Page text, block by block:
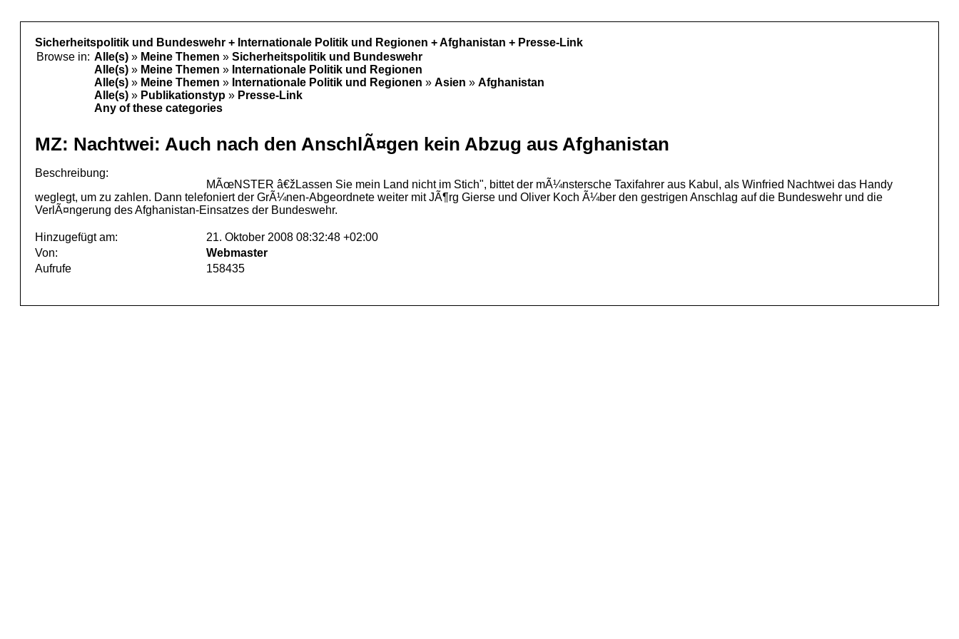
Sicherheitspolitik und Bundeswehr + Internationale Politik und Regionen + Afghanistan + Presse-Link
Browse in: Alle(s) » Meine Themen » Sicherheitspolitik und Bundeswehr
Alle(s) » Meine Themen » Internationale Politik und Regionen
Alle(s) » Meine Themen » Internationale Politik und Regionen » Asien » Afghanistan
Alle(s) » Publikationstyp » Presse-Link
Any of these categories
MZ: Nachtwei: Auch nach den AnschlÃ¤gen kein Abzug aus Afghanistan
Beschreibung:
MÃœNSTER â€žLassen Sie mein Land nicht im Stich", bittet der mÃ¼nstersche Taxifahrer aus Kabul, als Winfried Nachtwei das Handy
weglegt, um zu zahlen. Dann telefoniert der GrÃ¼nen-Abgeordnete weiter mit JÃ¶rg Gierse und Oliver Koch Ã¼ber den gestrigen Anschlag auf die Bundeswehr und die
VerlÃ¤ngerung des Afghanistan-Einsatzes der Bundeswehr.
Hinzugefügt am:
21. Oktober 2008 08:32:48 +02:00
Von:
Webmaster
Aufrufe
158435